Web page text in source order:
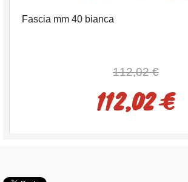
Fascia mm 40 bianca
112,02 €
112,02 €